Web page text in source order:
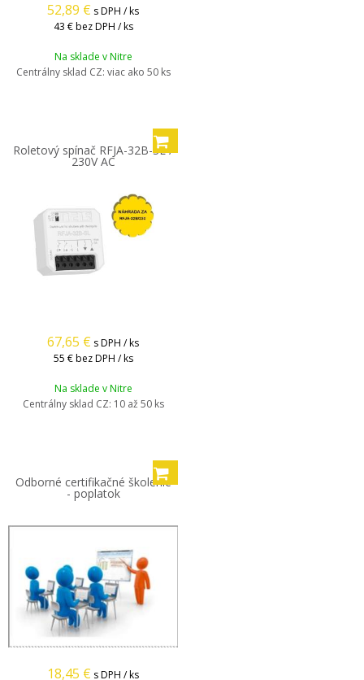
52,89 € s DPH / ks
43 € bez DPH / ks
Na sklade v Nitre
Centrálny sklad CZ: viac ako 50 ks
Roletový spínač RFJA-32B-SL /
230V AC
67,65 € s DPH / ks
55 € bez DPH / ks
Na sklade v Nitre
Centrálny sklad CZ: 10 až 50 ks
Odborné certifikačné školenie
- poplatok
18,45 € s DPH / ks